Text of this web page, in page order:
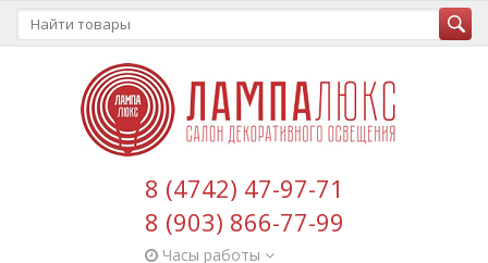
8 (4742) 47-97-71
8 (903) 866-77-99
Часы работы